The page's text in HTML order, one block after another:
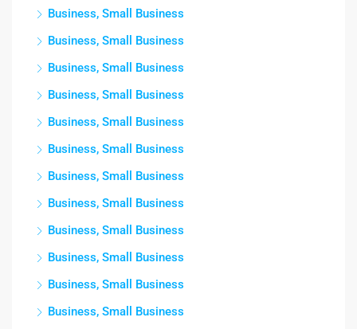
Business, Small Business
Business, Small Business
Business, Small Business
Business, Small Business
Business, Small Business
Business, Small Business
Business, Small Business
Business, Small Business
Business, Small Business
Business, Small Business
Business, Small Business
Business, Small Business